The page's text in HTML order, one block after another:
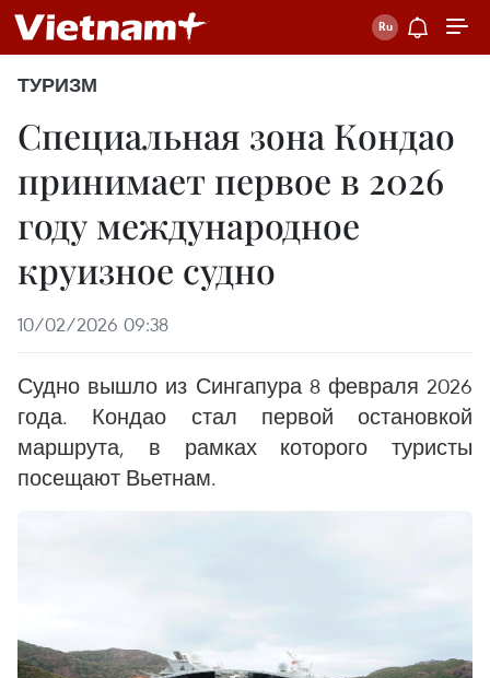
ТУРИЗМ
Специальная зона Кондао
принимает первое в 2026
году международное
круизное судно
10/02/2026 09:38
Судно вышло из Сингапура 8 февраля 2026
года. Кондао стал первой остановкой
маршрута, в рамках которого туристы
посещают Вьетнам.